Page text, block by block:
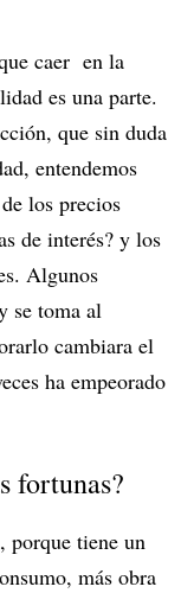
caer en la
es una parte.
que sin duda
entendemos
los precios
de interés? y los
Algunos
se toma al
cambiara el
ha empeorado
fortunas?
porque tiene un
más obra